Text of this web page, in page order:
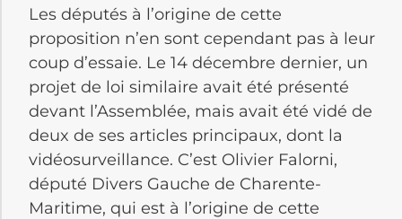
Les députés à l’origine de cette
proposition n’en sont cependant pas à leur
coup d’essaie. Le 14 décembre dernier, un
projet de loi similaire avait été présenté
devant l’Assemblée, mais avait été vidé de
deux de ses articles principaux, dont la
vidéosurveillance. C’est Olivier Falorni,
député Divers Gauche de Charente-
Maritime, qui est à l’origine de cette